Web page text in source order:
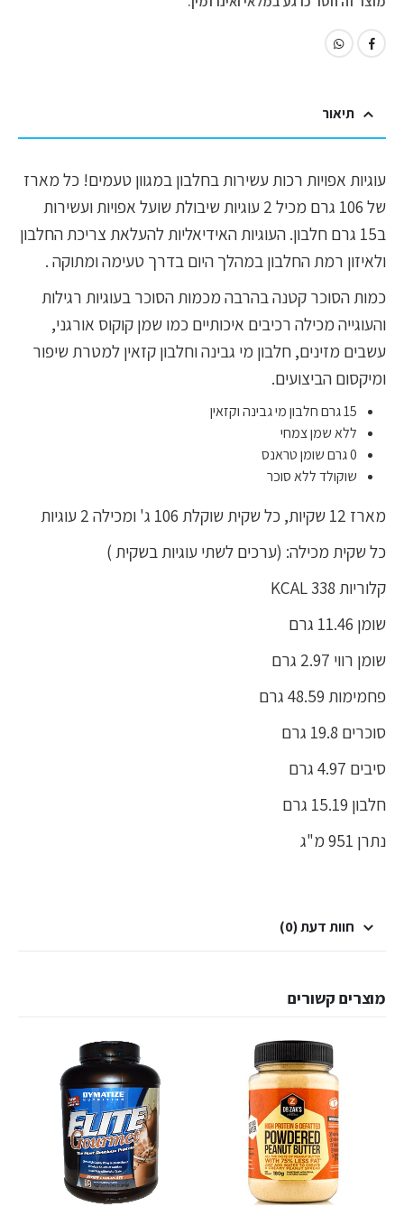
תיאור
עוגיות אפויות רכות עשירות בחלבון במגוון טעמים! כל מארז
של 106 גרם מכיל 2 עוגיות שיבולת שועל אפויות ועשירות
ב15 גרם חלבון. העוגיות האידיאליות להעלאת צריכת החלבון
ולאיזון רמת החלבון במהלך היום בדרך טעימה ומתוקה .
כמות הסוכר קטנה בהרבה מכמות הסוכר בעוגיות רגילות
והעוגייה מכילה רכיבים איכותיים כמו שמן קוקוס אורגני,
עשבים מזינים, חלבון מי גבינה וחלבון קזאין למטרת שיפור
ומיקסום הביצועים.
15 גרם חלבון מי גבינה וקזאין
ללא שמן צמחי
0 גרם שומן טראנס
שוקולד ללא סוכר
מארז 12 שקיות, כל שקית שוקלת 106 ג' ומכילה 2 עוגיות
כל שקית מכילה: (ערכים לשתי עוגיות בשקית )
קלוריות 338 KCAL
שומן 11.46 גרם
שומן רווי 2.97 גרם
פחמימות 48.59 גרם
סוכרים 19.8 גרם
סיבים 4.97 גרם
חלבון 15.19 גרם
נתרן 951 מ"ג
חוות דעת (0)
מוצרים קשורים
למוצר זה יש מספר סוגים. ניתן לבחור את האפשרויות בעמוד המוצר